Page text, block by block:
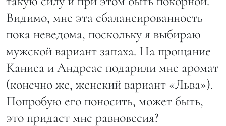
Видимо, мне эта сбалансированность
пока неведома, поскольку я выбираю
мужской вариант запаха. На прощание
Каниса и Андреас подарили мне аромат
(конечно же, женский вариант «Льва»).
Попробую его поносить, может быть,
это придаст мне равновесия?